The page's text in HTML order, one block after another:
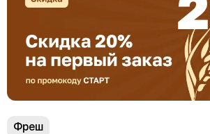
Фреш